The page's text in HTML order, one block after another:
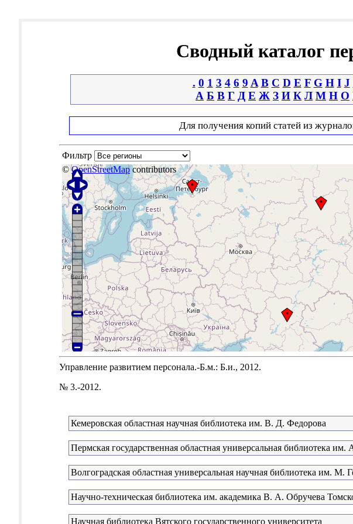
Сводный каталог
. 0 1 3 4 6 9 A B C D E F G H I J
А Б В Г Д Е Ж З И К Л М Н О
Для получения копий статей из
Фильтр
©OpenStreetMap contributors
Управление развитием персонала.-Б.м.: Б.и., 2012.
№ 3.-2012.
Кемеровская областная научная библиотека им. В. Д. Федорова
Пермская государственная областная универсальная библиотека
Волгоградская областная универсальная научная библиотека им. М.
Научно-техническая библиотека им. академика В. А. Обручева
Научная библиотека Вятского государственного университета